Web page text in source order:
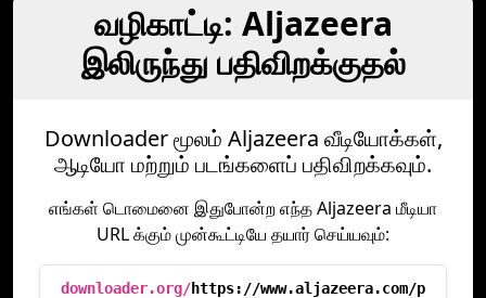
வழிகாட்டி: Aljazeera
இலிருந்து பதிவிறக்குதல்
Downloader மூலம் Aljazeera வீடியோக்கள்,
ஆடியோ மற்றும் படங்களைப் பதிவிறக்கவும்.
எங்கள் டொமைனை இதுபோன்ற எந்த Aljazeera மீடியா
URL க்கும் முன்கூட்டியே தயார் செய்யவும்:
downloader.org/https://www.aljazeera.com/p